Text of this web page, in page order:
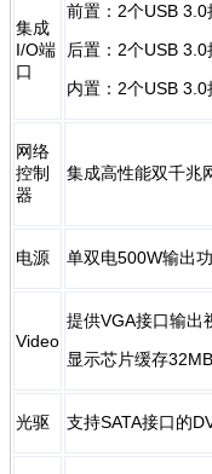
集成
I/O端
口
前置：2个USB 3.0
后置：2个USB
内置：2个USB 3.0
网络
控制
器
集成高性能双千兆
电源 单双电500W输出
Video
提供VGA接口输出
显示芯片缓存32MB
光驱 支持SATA接口的